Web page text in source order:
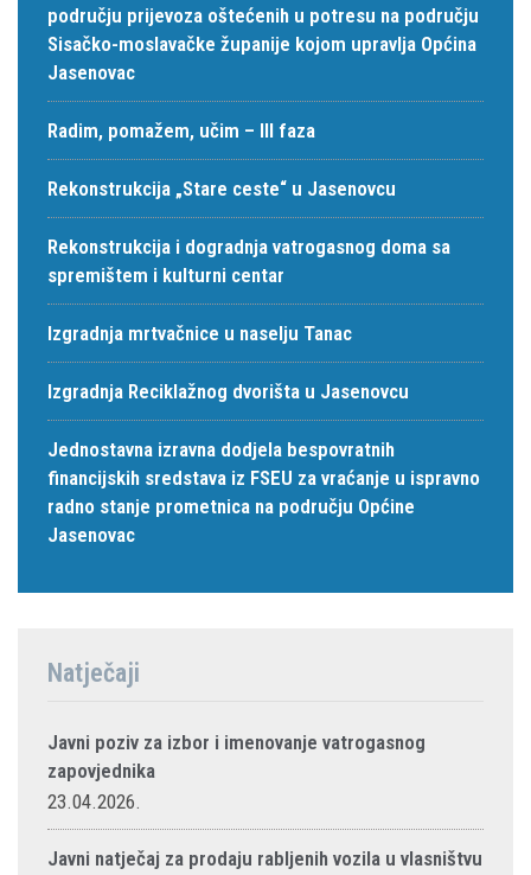
području prijevoza oštećenih u potresu na području
Sisačko-moslavačke županije kojom upravlja Općina
Jasenovac
Radim, pomažem, učim – III faza
Rekonstrukcija „Stare ceste“ u Jasenovcu
Rekonstrukcija i dogradnja vatrogasnog doma sa
spremištem i kulturni centar
Izgradnja mrtvačnice u naselju Tanac
Izgradnja Reciklažnog dvorišta u Jasenovcu
Jednostavna izravna dodjela bespovratnih
financijskih sredstava iz FSEU za vraćanje u ispravno
radno stanje prometnica na području Općine
Jasenovac
Natječaji
Javni poziv za izbor i imenovanje vatrogasnog
zapovjednika
23.04.2026.
Javni natječaj za prodaju rabljenih vozila u vlasništvu